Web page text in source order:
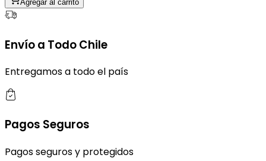
Agregar al carrito
Envío a Todo Chile
Entregamos a todo el país
Pagos Seguros
Pagos seguros y protegidos